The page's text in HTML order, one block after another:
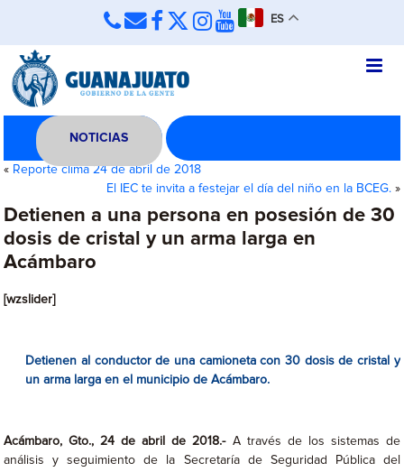
ES
NOTICIAS
« Reporte clima 24 de abril de 2018
El IEC te invita a festejar el día del niño en la BCEG.»
Detienen a una persona en posesión de 30
dosis de cristal y un arma larga en
Acámbaro
[wzslider]
Detienen al conductor de una camioneta con 30 dosis de cristal y
un arma larga en el municipio de Acámbaro.
Acámbaro, Gto., 24 de abril de 2018.-A través de los sistemas de
análisis y seguimiento de la Secretaría de Seguridad Pública del